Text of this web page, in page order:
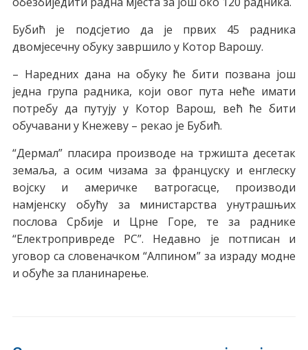
Бубић је подсјетио да је првих 45 радника
двомјесечну обуку завршило у Котор Варошу.
– Наредних дана на обуку ће бити позвана још
једна група радника, који овог пута неће имати
потребу да путују у Котор Варош, већ ће бити
обучавани у Кнежеву – рекао је Бубић.
“Дермал” пласира производе на тржишта десетак
земаља, а осим чизама за француску и енглеску
војску и америчке ватрогасце, производи
намјенску обућу за министарства унутрашњих
послова Србије и Црне Горе, те за раднике
“Електропривреде РС”. Недавно је потписан и
уговор са словеначком “Алпином” за израду модне
и обуће за планинарење.